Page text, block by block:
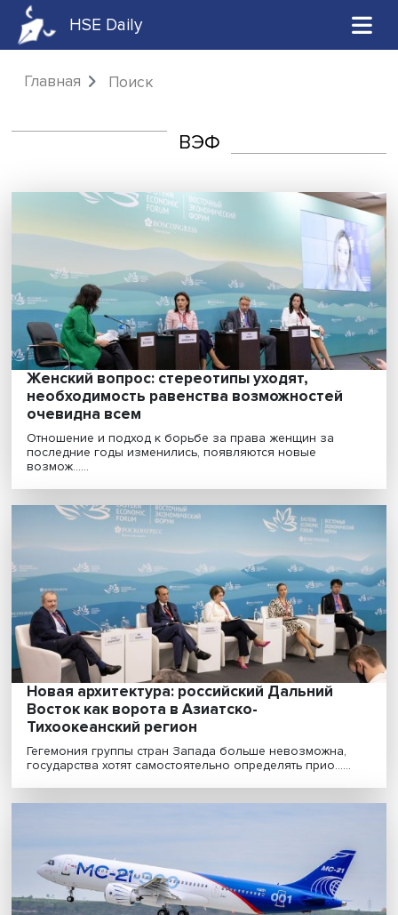
HSE Daily
Главная
Женский вопрос: стереотипы уходят,
необходимость равенства возможностей
очевидна всем
Отношение и подход к борьбе за права женщин за
последние годы изменились, появляются новые
Новая архитектура: российский Дальний
Гегемония группы стран Запада больше невозможна,
государства хотят самостоятельно определять